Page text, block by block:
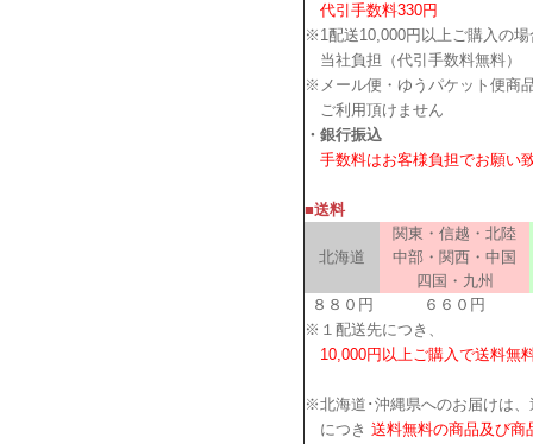
代引手数料330円
※1配送10,000円以上ご購入の場
当社負担（代引手数料無料）
※メール便・ゆうパケット便商
ご利用頂けません
・銀行振込
手数料はお客様負担でお願い
■送料
北海道
関東・信越・北陸
中部・関西・中国
四国・九州
８８０円
６６０円
※１配送先につき、
10,000円以上ご購入で送料無
※北海道･沖縄県へのお届けは、
につき 送料無料の商品及び商